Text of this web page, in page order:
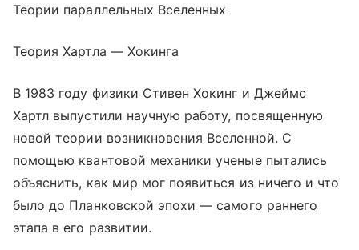
Теории параллельных Вселенных
Теория Хартла — Хокинга
В 1983 году физики Стивен Хокинг и Джеймс
Хартл выпустили научную работу, посвященную
новой теории возникновения Вселенной. С
помощью квантовой механики ученые пытались
объяснить, как мир мог появиться из ничего и что
было до Планковской эпохи — самого раннего
этапа в его развитии.